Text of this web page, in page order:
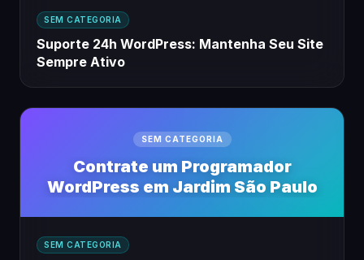
SEM CATEGORIA
Suporte 24h WordPress: Mantenha Seu Site
Sempre Ativo
SEM CATEGORIA
Contrate um Programador
WordPress em Jardim São Paulo
SEM CATEGORIA